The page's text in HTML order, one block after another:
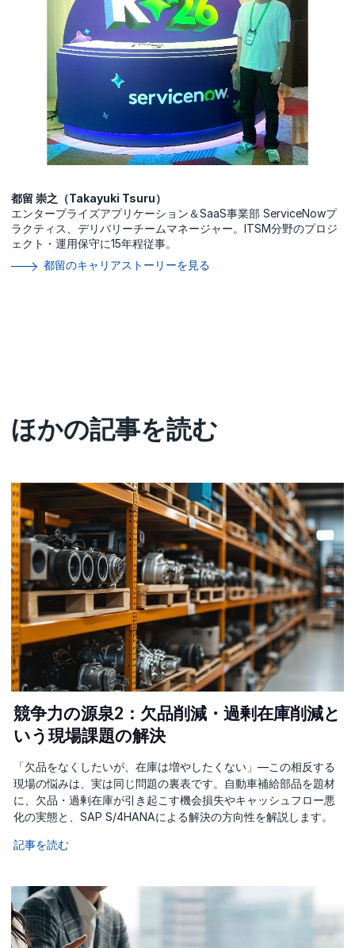
都留 崇之（Takayuki Tsuru）
エンタープライズアプリケーション＆SaaS事業部 ServiceNowプ
ラクティス、デリバリーチームマネージャー。ITSM分野のプロジ
ェクト・運用保守に15年程従事。
都留のキャリアストーリーを見る
ほかの記事を読む
競争力の源泉2：欠品削減・過剰在庫削減と
いう現場課題の解決
「欠品をなくしたいが、在庫は増やしたくない」—この相反する
現場の悩みは、実は同じ問題の裏表です。自動車補給部品を題材
に、欠品・過剰在庫が引き起こす機会損失やキャッシュフロー悪
化の実態と、SAP S/4HANAによる解決の方向性を解説します。
記事を読む